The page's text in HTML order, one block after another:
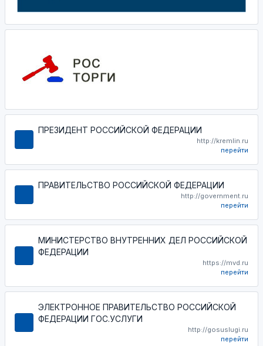
ПРЕЗИДЕНТ РОССИЙСКОЙ ФЕДЕРАЦИИ
http://kremlin.ru
перейти
ПРАВИТЕЛЬСТВО РОССИЙСКОЙ ФЕДЕРАЦИИ
http://government.ru
перейти
МИНИСТЕРСТВО ВНУТРЕННИХ ДЕЛ РОССИЙСКОЙ
ФЕДЕРАЦИИ
https://mvd.ru
перейти
ЭЛЕКТРОННОЕ ПРАВИТЕЛЬСТВО РОССИЙСКОЙ
ФЕДЕРАЦИИ ГОС.УСЛУГИ
http://gosuslugi.ru
перейти